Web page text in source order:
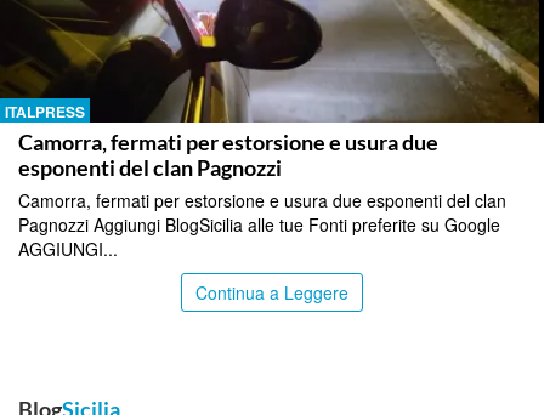
ITALPRESS
Camorra, fermati per estorsione e usura due
esponenti del clan Pagnozzi
Camorra, fermati per estorsione e usura due esponenti del clan
Pagnozzi Aggiungi BlogSicilia alle tue Fonti preferite su Google
AGGIUNGI...
Continua a Leggere
BlogSicilia